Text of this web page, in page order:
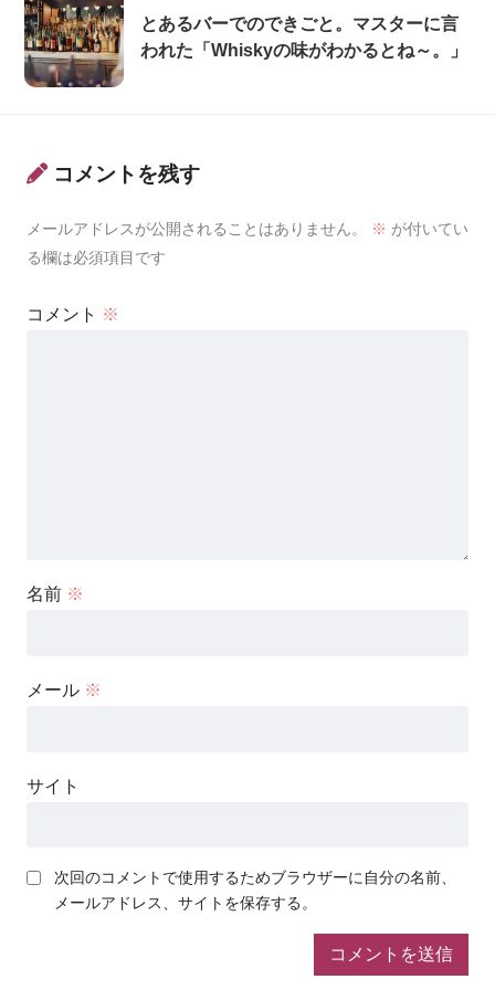
とあるバーでのできごと。マスターに言
われた「Whiskyの味がわかるとね～。」
コメントを残す
メールアドレスが公開されることはありません。 ※ が付いてい
る欄は必須項目です
コメント ※
名前 ※
メール ※
サイト
次回のコメントで使用するためブラウザーに自分の名前、
メールアドレス、サイトを保存する。